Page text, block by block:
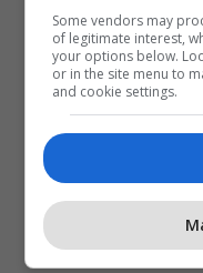
Some vendors may
of legitimate interest,
your options below.
or in the site menu to
and cookie settings.